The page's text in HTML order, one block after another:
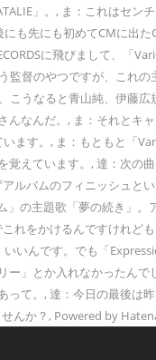
」。, ま：これはセ
も先にも初めてCMに出
に飛びまして、「
督のやつですが、これ
うなると青山純、伊藤
なんだ。, ま：それとキ
ます。, ま：もともと「
えています。, 達：次の
ルバムのフィニッシュと
の主題歌「夢の続き」。
をかけるんですけれど
いんです。でも「
」とか入れなかったん
て。, 達：今日の最後は
んか？, Powered by